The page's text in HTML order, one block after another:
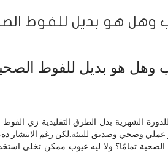
وهل هو بديل للفوط
هو بديل للفوط
الشهرية بدل الطرق التقليدية زي
عملي وصحي وصديق للبيئة.لكن رغم الانتشار
تمامًا؟ ولا ليه عيوب ممكن تخلي